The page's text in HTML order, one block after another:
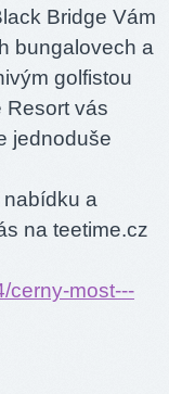
Bridge Vám
bungalovech a
golfistou
Resort vás
jednoduše
a
na teetime.cz
cerny-most---